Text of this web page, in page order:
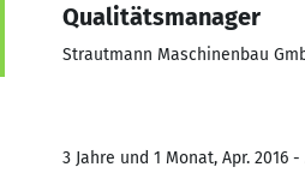
Qualitätsmanager
Strautmann Maschinenbau
3 Jahre und 1 Monat, Apr. 2016 -